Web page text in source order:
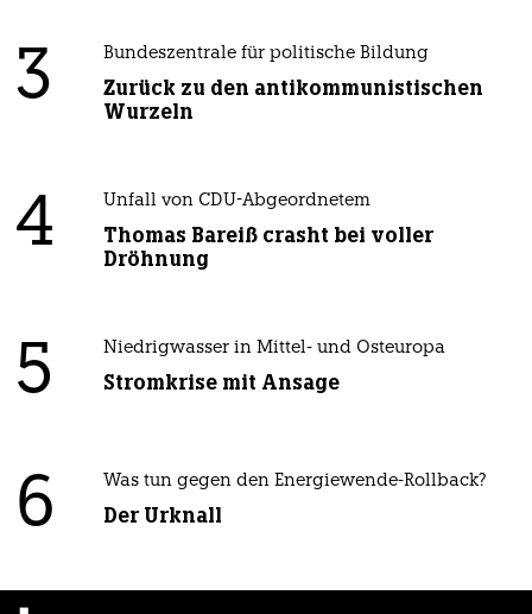
3 Bundeszentrale für politische Bildung
Zurück zu den antikommunistischen
Wurzeln
4 Unfall von CDU-Abgeordnetem
Thomas Bareiß crasht bei voller
Dröhnung
5 Niedrigwasser in Mittel- und Osteuropa
Stromkrise mit Ansage
6 Was tun gegen den Energiewende-Rollback?
Der Urknall